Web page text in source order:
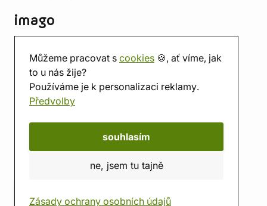
Můžeme pracovat s cookies 🍪, ať víme, jak
to u nás žije?
Používáme je k personalizaci reklamy.
Předvolby
souhlasím
ne, jsem tu tajně
Zásady ochrany osobních údajů
imago
Prodejna
Herna
O nás
Hodnocení obchodu